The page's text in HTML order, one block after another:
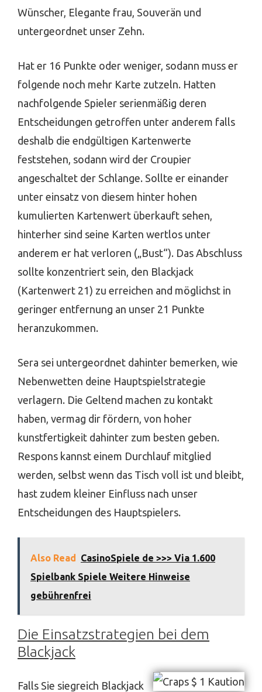
Wünscher, Elegante frau, Souverän und
untergeordnet unser Zehn.
Hat er 16 Punkte oder weniger, sodann muss er
folgende noch mehr Karte zutzeln. Hatten
nachfolgende Spieler serienmäßig deren
Entscheidungen getroffen unter anderem falls
deshalb die endgültigen Kartenwerte
feststehen, sodann wird der Croupier
angeschaltet der Schlange. Sollte er einander
unter einsatz von diesem hinter hohen
kumulierten Kartenwert überkauft sehen,
hinterher sind seine Karten wertlos unter
anderem er hat verloren („Bust“). Das Abschluss
sollte konzentriert sein, den Blackjack
(Kartenwert 21) zu erreichen and möglichst in
geringer entfernung an unser 21 Punkte
heranzukommen.
Sera sei untergeordnet dahinter bemerken, wie
Nebenwetten deine Hauptspielstrategie
verlagern. Die Geltend machen zu kontakt
haben, vermag dir fördern, von hoher
kunstfertigkeit dahinter zum besten geben.
Respons kannst einem Durchlauf mitglied
werden, selbst wenn das Tisch voll ist und bleibt,
hast zudem kleiner Einfluss nach unser
Entscheidungen des Hauptspielers.
Also Read
CasinoSpiele de >>> Via 1.600
Spielbank Spiele Weitere Hinweise
gebührenfrei
Die Einsatzstrategien bei dem
Blackjack
Falls Sie siegreich Blackjack